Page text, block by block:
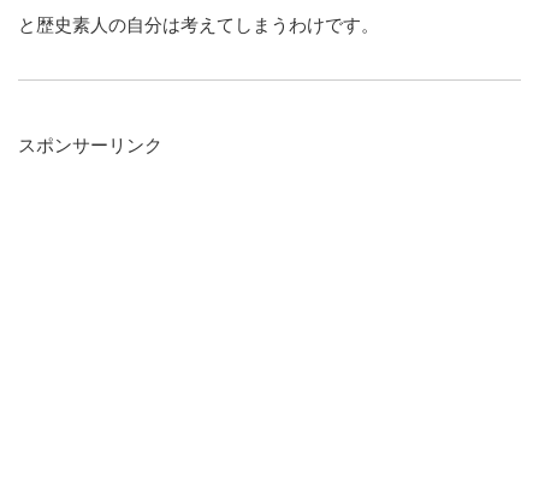
と歴史素人の自分は考えてしまうわけです。
スポンサーリンク